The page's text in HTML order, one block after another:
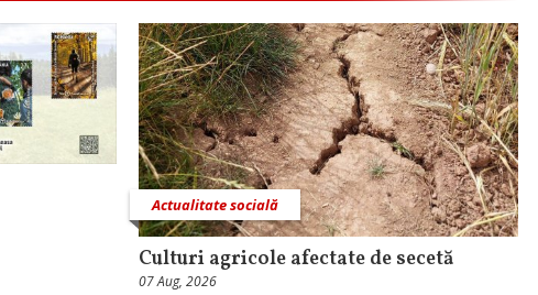
Actualitate socială
Culturi agricole afectate de secetă
07 Aug, 2026